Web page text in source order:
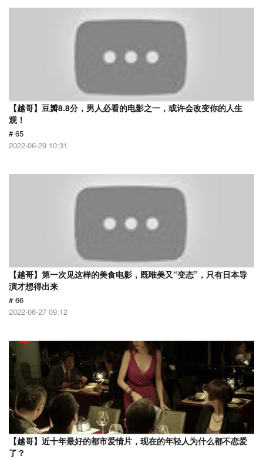
【越哥】豆瓣8.8分，男人必看的电影之一，或许会改变你的人生
观！
# 65
2022-06-29 10:31
【越哥】第一次见这样的美食电影，既唯美又“变态”，只有日本导
演才想得出来
# 66
2022-06-27 09:12
【越哥】近十年最好的都市爱情片，现在的年轻人为什么都不恋爱
了？